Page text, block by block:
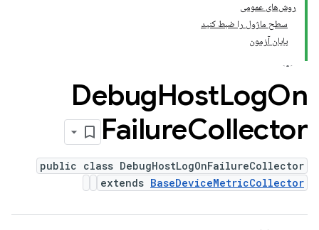
روش‌های عمومی
سطح ماژول را ضبط کنید
پایان آزمون
DebugHostLogOn
FailureCollector
public class DebugHostLogOnFailureCollector
extends BaseDeviceMetricCollector